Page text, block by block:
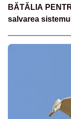
BĂTĂLIA
salvarea